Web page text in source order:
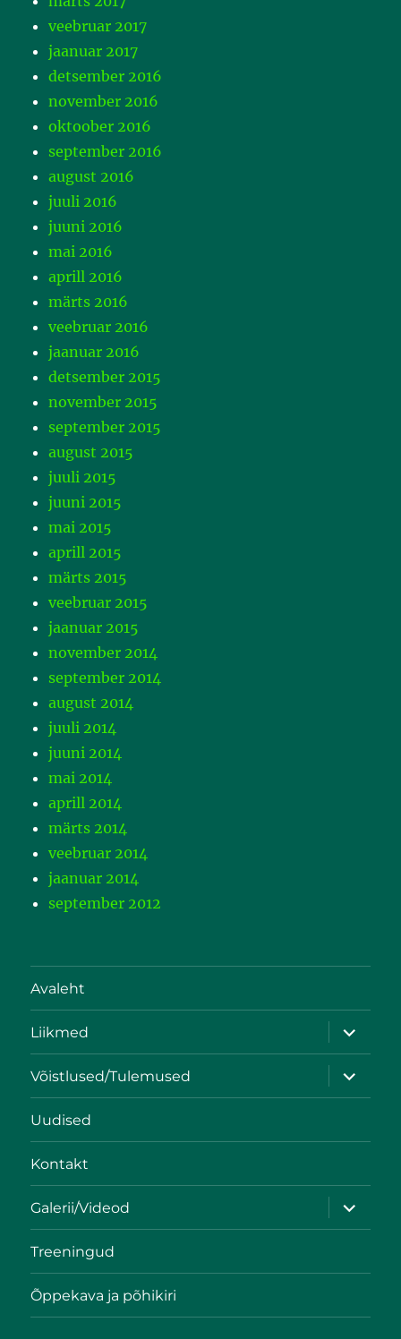
veebruar 2017
jaanuar 2017
detsember 2016
november 2016
oktoober 2016
september 2016
august 2016
juuli 2016
juuni 2016
mai 2016
aprill 2016
märts 2016
veebruar 2016
jaanuar 2016
detsember 2015
november 2015
september 2015
august 2015
juuli 2015
juuni 2015
mai 2015
aprill 2015
märts 2015
veebruar 2015
jaanuar 2015
november 2014
september 2014
august 2014
juuli 2014
juuni 2014
mai 2014
aprill 2014
märts 2014
veebruar 2014
jaanuar 2014
september 2012
Avaleht
Liikmed
Võistlused/Tulemused
Uudised
Kontakt
Galerii/Videod
Treeningud
Õppekava ja põhikiri